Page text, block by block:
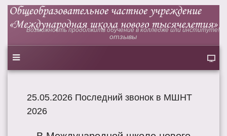
Возможность продолжить обучение в колледже или институте!
отзывы
25.05.2026 Последний звонок в МШНТ
2026